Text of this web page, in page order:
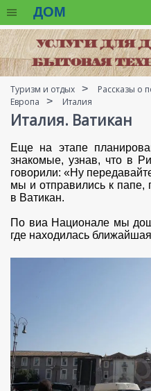
ДОМ
Туризм и отдых
Рассказы о
Европа
Италия
Италия. Ватикан
Еще на этапе
знакомые, узнав, что в
говорили: «Ну
мы и отправились к папе,
в Ватикан.
По виа Национале мы
где находилась